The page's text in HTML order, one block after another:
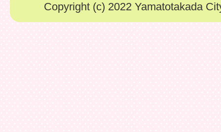
Copyright (c) 2022 Yamatotakada